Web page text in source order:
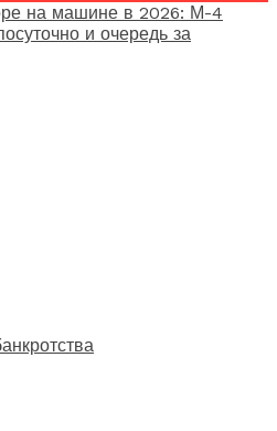
на машине в 2026: М-4
и очередь за